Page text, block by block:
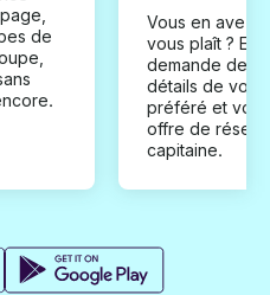
de
Vous en avez
vous plaît ?
demande de
détails de
préféré et
offre de
capitaine.